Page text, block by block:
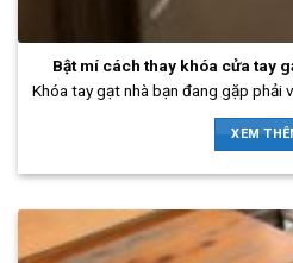
Bật mí cách thay khóa cửa tay
Khóa tay gạt nhà bạn đang gặp phải
XEM